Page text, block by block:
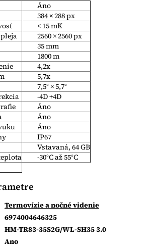
Áno
384 × 288 px
< 15 mK
2560 × 2560 px
35 mm
1800 m
4,2x
5,7x
7,5° × 5,7°
-4D +4D
Áno
Áno
Áno
IP67
Vstavaná, 64 GB
-30°C až 55°C
Termovízie a nočné videnie
6974004646325
HM-TR83-35S2G/WL-SH35 3.0
Ano